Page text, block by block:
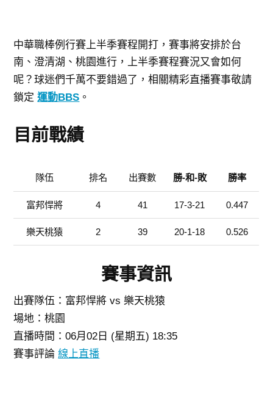
中華職棒例行賽上半季賽程開打，賽事將安排於台
南、澄清湖、桃園進行，上半季賽程賽況又會如何
呢？球迷們千萬不要錯過了，相關精彩直播賽事敬請
鎖定運動BBS 。
目前戰績
隊伍 排名 出賽數 勝-和-敗 勝率
富邦悍將 4 41 17-3-21 0.447
樂天桃猿 2 39 20-1-18 0.526
賽事資訊
出賽隊伍：富邦悍將 vs 樂天桃猿
場地：桃園
直播時間：06月02日 (星期五) 18:35
賽事評論線上直播